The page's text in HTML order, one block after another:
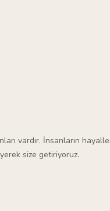
vardır. İnsanların
size getiriyoruz.